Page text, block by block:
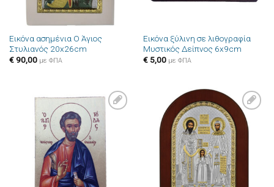
Εικόνα ασημένια Ο Άγιος
Στυλιανός 20x26cm
€90,00 με ΦΠΑ
Εικόνα ξύλινη σε λιθογραφία
Μυστικός Δείπνος 6x9cm
€5,00 με ΦΠΑ
Πρόσθήκη
στην λίστα
επιθυμιών
Πρόσθήκη
στην λίστα
επιθυμιών